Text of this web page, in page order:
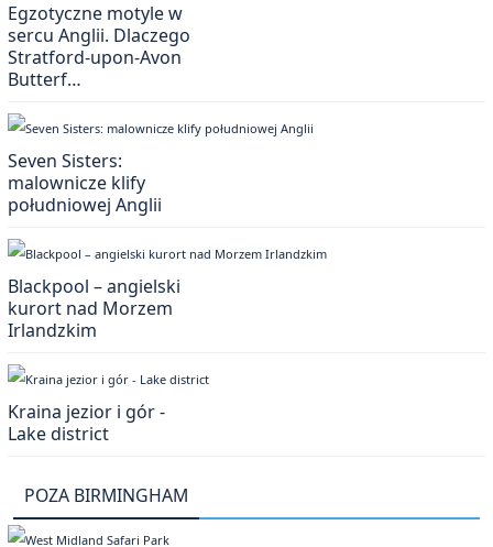
Egzotyczne motyle w
sercu Anglii. Dlaczego
Stratford-upon-Avon
Butterf…
Seven Sisters:
malownicze klify
południowej Anglii
Blackpool – angielski
kurort nad Morzem
Irlandzkim
Kraina jezior i gór -
Lake district
POZA BIRMINGHAM